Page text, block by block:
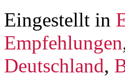
Eingestellt in
Empfehlungen
Deutschland,